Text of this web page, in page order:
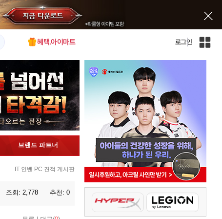
혜택.아이마트 로그인
인
브랜드 파트너
IT 인벤 PC 견적 게시판
조회: 2,778 추천: 0